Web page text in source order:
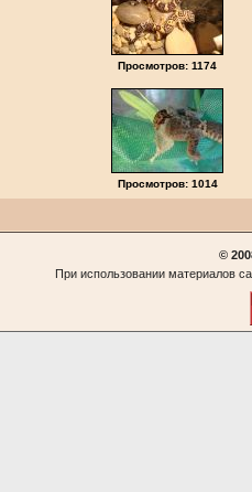
Просмотров: 1174
Просмотров: 1014
©
При использовании материалов